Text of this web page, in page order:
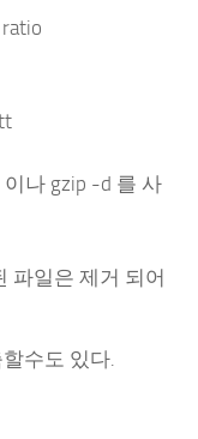
나 gzip -d 를 사
파일은 제거 되어
수도 있다.